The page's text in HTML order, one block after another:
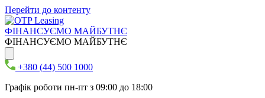
Перейти до контенту
ФІНАНСУЄМО МАЙБУТНЄ
ФІНАНСУЄМО МАЙБУТНЄ
+380 (44) 500 1000
Графік роботи пн-пт з 09:00 до 18:00